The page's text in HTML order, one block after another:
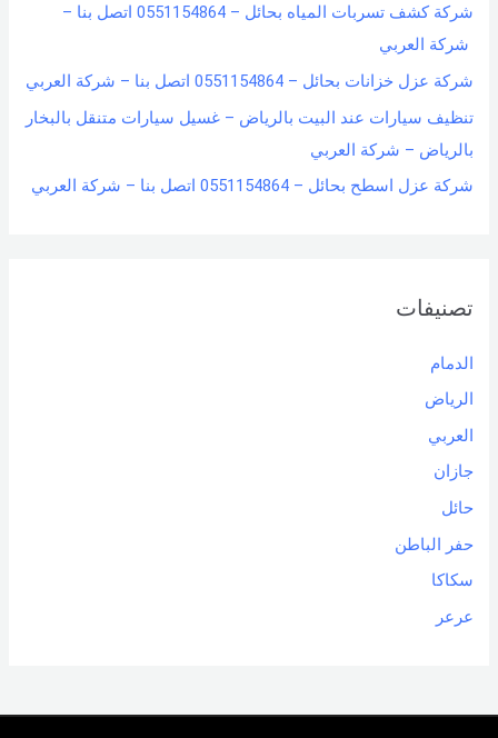
شركة كشف تسربات المياه بحائل – 0551154864 اتصل بنا –
شركة العربي
شركة عزل خزانات بحائل – 0551154864 اتصل بنا – شركة العربي
تنظيف سيارات عند البيت بالرياض – غسيل سيارات متنقل بالبخار
بالرياض – شركة العربي
شركة عزل اسطح بحائل – 0551154864 اتصل بنا – شركة العربي
تصنيفات
الدمام
الرياض
العربي
جازان
حائل
حفر الباطن
سكاكا
عرعر